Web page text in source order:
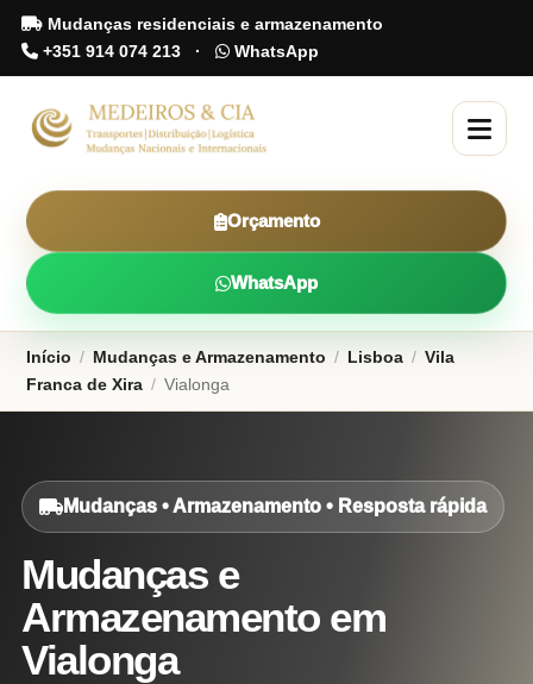
Mudanças residenciais e armazenamento
+351 914 074 213 · WhatsApp
Orçamento
WhatsApp
Início / Mudanças e Armazenamento / Lisboa / Vila
Franca de Xira / Vialonga
Mudanças • Armazenamento • Resposta rápida
Mudanças e
Armazenamento em
Vialonga